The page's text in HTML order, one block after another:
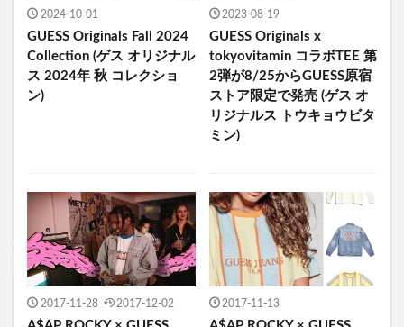
2024-10-01
GUESS Originals Fall 2024
Collection (ゲス オリジナル
ス 2024年 秋 コレクショ
ン)
2023-08-19
GUESS Originals x
tokyovitamin コラボTEE 第
2弾が8/25からGUESS原宿
ストア限定で発売 (ゲス オ
リジナルス トウキョウビタ
ミン)
2017-11-28 2017-12-02 2017-11-13